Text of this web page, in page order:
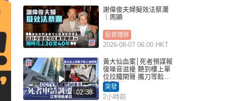
謝偉俊夫婦擬效法蔡瀾
｜周顯
投資理財
2026-08-07 06:00 HKT
02:38
黃大仙血案│死者預謀報
復噪音滋擾 聽到樓上單
位拉鐵閘聲 攜刀等𨋢伏
擊傷者
突發
2小時前